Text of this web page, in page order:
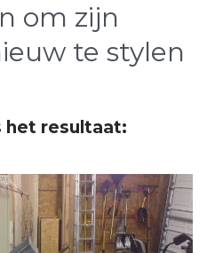
om zijn
te stylen
het resultaat: